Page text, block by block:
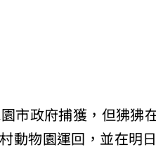
市政府捕獲，但狒狒
動物園運回，並在明